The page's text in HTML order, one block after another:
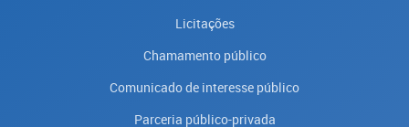
Licitações
Chamamento público
Comunicado de interesse público
Parceria público-privada